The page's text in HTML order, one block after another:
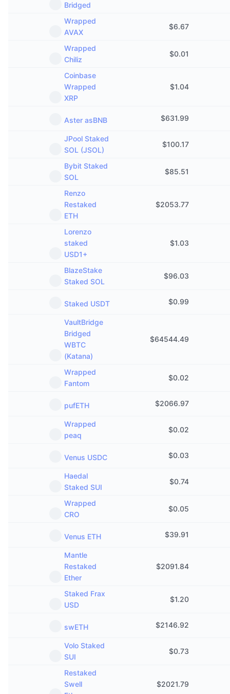
Bridged
Wrapped
AVAX
$6.67
Wrapped
Chiliz
$0.01
Coinbase
Wrapped
XRP
$1.04
Aster asBNB $631.99
JPool Staked
SOL (JSOL)
$100.17
Bybit Staked
SOL
$85.51
Renzo
Restaked
ETH
$2053.77
Lorenzo
staked
USD1+
$1.03
BlazeStake
Staked SOL
$96.03
Staked USDT $0.99
VaultBridge
Bridged
WBTC
(Katana)
$64544.49
Wrapped
Fantom
$0.02
pufETH $2066.97
Wrapped
peaq
$0.02
Venus USDC $0.03
Haedal
Staked SUI
$0.74
Wrapped
CRO
$0.05
Venus ETH $39.91
Mantle
Restaked
Ether
$2091.84
Staked Frax
USD
$1.20
swETH $2146.92
Volo Staked
SUI
$0.73
Restaked
Swell
$2021.79